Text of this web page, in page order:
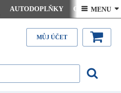
AUTODOPLŇKY Ceny doručení
Články - návody Kontakt
 MENU 
MŮJ ÚČET